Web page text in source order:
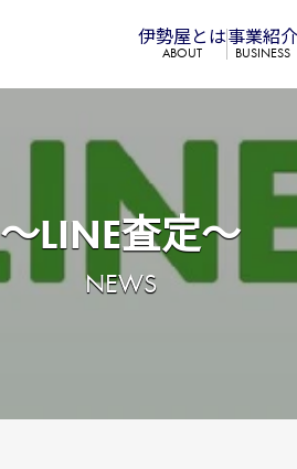
伊勢屋とは
ABOUT
事業紹介
BUSINESS
～LINE査定～
NEWS